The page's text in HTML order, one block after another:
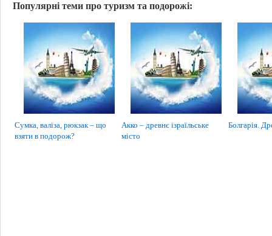
Популярні теми про туризм та подорожі:
Сумка, валіза, рюкзак – що
взяти в подорож?
Акко – древнє ізраїльське
місто
Болгарія.